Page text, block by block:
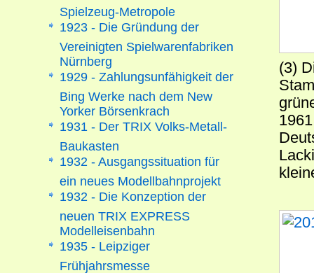
(3)
Spielzeug-Metropole
1923 - Die Gründung der
Vereinigten Spielwarenfabriken
Nürnberg
1929 - Zahlungsunfähigkeit der
Bing Werke nach dem New
Yorker Börsenkrach
1931 - Der TRIX Volks-Metall-
Baukasten
1932 - Ausgangssituation für
ein neues Modellbahnprojekt
1932 - Die Konzeption der
neuen TRIX EXPRESS
Modelleisenbahn
1935 - Leipziger
Frühjahrsmesse